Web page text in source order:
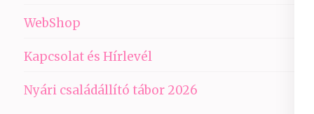
WebShop
Kapcsolat és Hírlevél
Nyári családállító tábor 2026